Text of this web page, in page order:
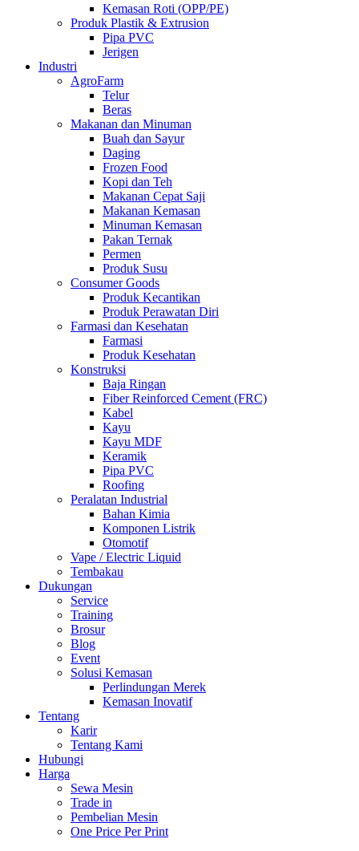
Kemasan Roti (OPP/PE)
Produk Plastik & Extrusion
Pipa PVC
Jerigen
Industri
AgroFarm
Telur
Beras
Makanan dan Minuman
Buah dan Sayur
Daging
Frozen Food
Kopi dan Teh
Makanan Cepat Saji
Makanan Kemasan
Minuman Kemasan
Pakan Ternak
Permen
Produk Susu
Consumer Goods
Produk Kecantikan
Produk Perawatan Diri
Farmasi dan Kesehatan
Farmasi
Produk Kesehatan
Konstruksi
Baja Ringan
Fiber Reinforced Cement (FRC)
Kabel
Kayu
Kayu MDF
Keramik
Pipa PVC
Roofing
Peralatan Industrial
Bahan Kimia
Komponen Listrik
Otomotif
Vape / Electric Liquid
Tembakau
Dukungan
Service
Training
Brosur
Blog
Event
Solusi Kemasan
Perlindungan Merek
Kemasan Inovatif
Tentang
Karir
Tentang Kami
Hubungi
Harga
Sewa Mesin
Trade in
Pembelian Mesin
One Price Per Print